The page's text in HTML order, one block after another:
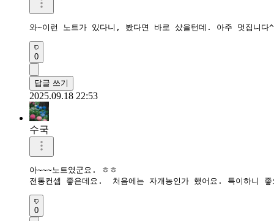
와~이런 노트가 있다니, 봤다면 바로 샀을턴데. 아주 멋집니다
0
답글 쓰기
2025.09.18 22:53
수국
아~~~노트였군요. ㅎㅎ
전통컨셉 좋은데요.  처음에는 자개농인가 했어요. 특이하니
0